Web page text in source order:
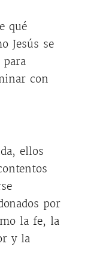
qué
Jesús se
con
ellos
por
la fe, la
y la